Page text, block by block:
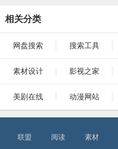
相关分类
网盘搜索 搜索工具
素材设计 影视之家
美剧在线 动漫网站
联盟 阅读 素材